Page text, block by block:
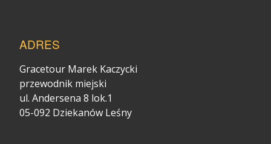
ADRES
Gracetour Marek Kaczycki
przewodnik miejski
ul. Andersena 8 lok.1
05-092 Dziekanów Leśny